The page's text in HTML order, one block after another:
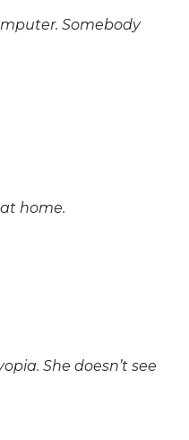
Somebody
at home.
She doesn’t see